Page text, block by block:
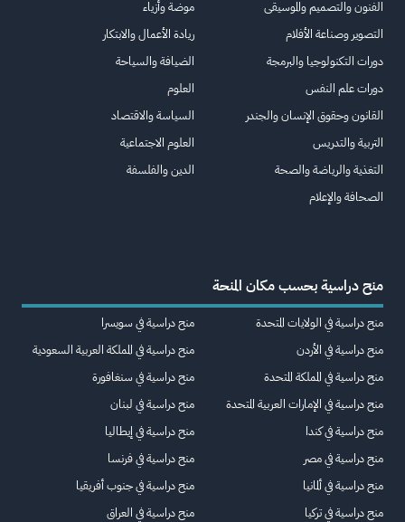
الفنون والتصميم والموسيقى
التصوير وصناعة الأفلام
دورات التكنولوجيا والبرمجة
دورات علم النفس
القانون وحقوق الإنسان والجندر
التربية والتدريس
التغذية والرياضة والصحة
الصحافة والإعلام
موضة وأزياء
ريادة الأعمال والابتكار
الضيافة والسياحة
العلوم
السياسة والاقتصاد
العلوم الاجتماعية
الدين والفلسفة
منح دراسية بحسب مكان المنحة
منح دراسية في الولايات المتحدة
منح دراسية في الأردن
منح دراسية في المملكة المتحدة
منح دراسية في الإمارات العربية المتحدة
منح دراسية في كندا
منح دراسية في مصر
منح دراسية في ألمانيا
منح دراسية في تركيا
منح دراسية في سويسرا
منح دراسية في المملكة العربية السعودية
منح دراسية في سنغافورة
منح دراسية في لبنان
منح دراسية في إيطاليا
منح دراسية في فرنسا
منح دراسية في جنوب أفريقيا
منح دراسية في العراق